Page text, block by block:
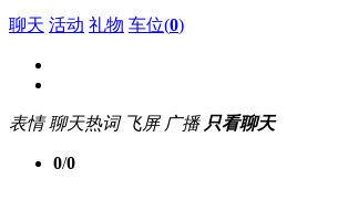
聊天 活动 礼物 车位(0)
表情 聊天热词 飞屏 广播 只看聊天
0/0